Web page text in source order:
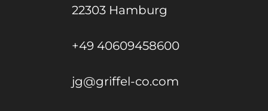
22303 Hamburg
+49 40609458600
jg@griffel-co.com